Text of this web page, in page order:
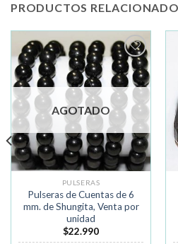
PRODUCTOS
Añadir
a la
lista de
deseos
AGOTADO
PULSERAS
Pulseras de Cuentas de 6
mm. de Shungita, Venta por
unidad
$22.990